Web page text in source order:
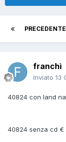
PRECEDENTE
franchì
Inviato 13
40824 con land
40824 senza cd €